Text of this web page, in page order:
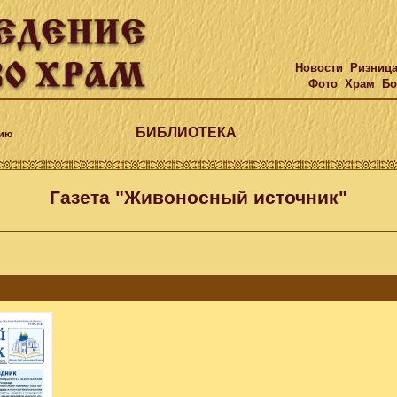
Новости
Ризница
Фото Храм
БИБЛИОТЕКА
Газета "Живоносный источник"